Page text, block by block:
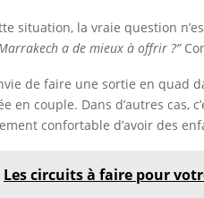
situation, la vraie question
a de mieux à offrir ?”
de faire une sortie en quad
en couple. Dans d’autres
confortable d’avoir des
Les circuits à faire pour